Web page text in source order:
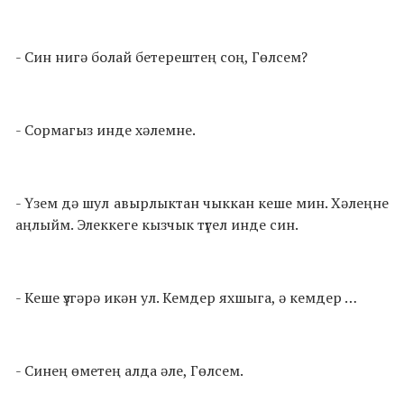
- Син нигә болай бетерештең соң, Гөлсем?
- Сормагыз инде хәлемне.
- Үзем дә шул авырлыктан чыккан кеше мин. Хәлеңне
аңлыйм. Элеккеге кызчык түгел инде син.
- Кеше үзгәрә икән ул. Кемдер яхшыга, ә кемдер …
- Синең өметең алда әле, Гөлсем.